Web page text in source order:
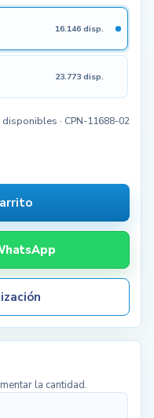
16.146 disp.
23.773 disp.
disponibles · CPN-11688-02
la cantidad.